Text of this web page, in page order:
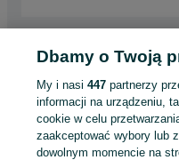
pomorskie
Pozostałe -
KATEGORIA
Dbamy o Twoją
My i nasi447 partnerzy
informacji na urządzeniu,
cookie w celu
zaakceptować wybory lub
dowolnym momencie na